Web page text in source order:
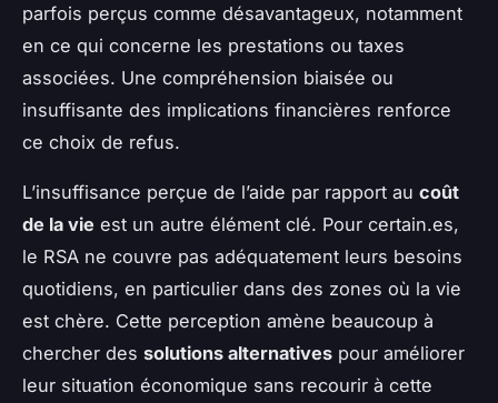
parfois perçus comme désavantageux, notamment
en ce qui concerne les prestations ou taxes
associées. Une compréhension biaisée ou
insuffisante des implications financières renforce
ce choix de refus.
L’insuffisance perçue de l’aide par rapport au coût
de la vie est un autre élément clé. Pour certain.es,
le RSA ne couvre pas adéquatement leurs besoins
quotidiens, en particulier dans des zones où la vie
est chère. Cette perception amène beaucoup à
chercher des solutions alternatives pour améliorer
leur situation économique sans recourir à cette